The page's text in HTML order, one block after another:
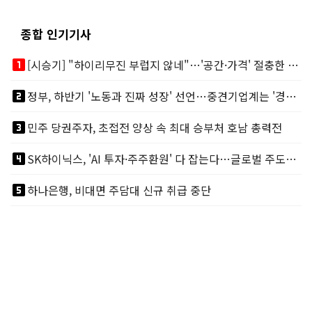
종합 인기기사
looks_one
[시승기] "하이리무진 부럽지 않네"…'공간·가격' 절충한 카니발 하이루프
looks_two
정부, 하반기 '노동과 진짜 성장' 선언…중견기업계는 '경영 불확실성' 우려
looks_3민주 당권주자, 초접전 양상 속 최대 승부처 호남 총력전
looks_4
SK하이닉스, 'AI 투자·주주환원' 다 잡는다…글로벌 주도권 굳히기
looks_5하나은행, 비대면 주담대 신규 취급 중단